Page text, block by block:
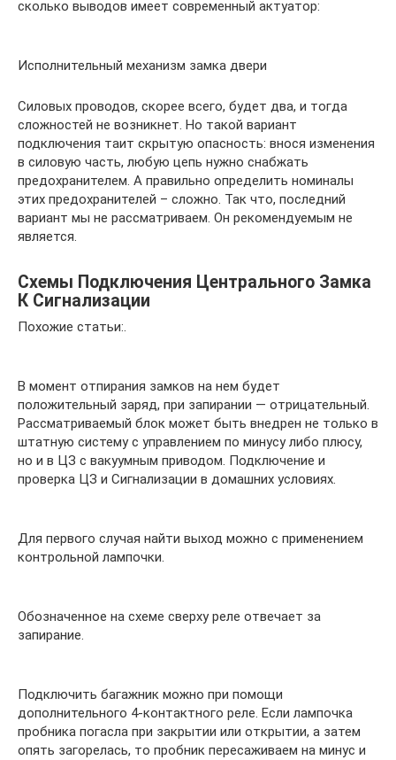
сколько выводов имеет современный актуатор:
Исполнительный механизм замка двери
Силовых проводов, скорее всего, будет два, и тогда
сложностей не возникнет. Но такой вариант
подключения таит скрытую опасность: внося изменения
в силовую часть, любую цепь нужно снабжать
предохранителем. А правильно определить номиналы
этих предохранителей – сложно. Так что, последний
вариант мы не рассматриваем. Он рекомендуемым не
является.
Схемы Подключения Центрального Замка
К Сигнализации
Похожие статьи:.
В момент отпирания замков на нем будет
положительный заряд, при запирании — отрицательный.
Рассматриваемый блок может быть внедрен не только в
штатную систему с управлением по минусу либо плюсу,
но и в ЦЗ с вакуумным приводом. Подключение и
проверка ЦЗ и Сигнализации в домашних условиях.
Для первого случая найти выход можно с применением
контрольной лампочки.
Обозначенное на схеме сверху реле отвечает за
запирание.
Подключить багажник можно при помощи
дополнительного 4-контактного реле. Если лампочка
пробника погасла при закрытии или открытии, а затем
опять загорелась, то пробник пересаживаем на минус и